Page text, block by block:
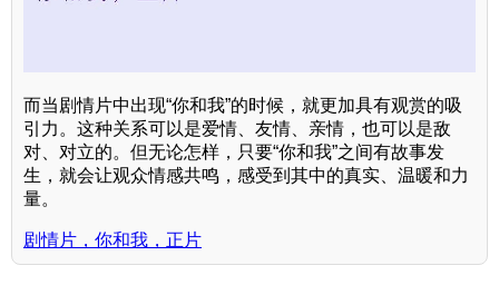
而当剧情片中出现“你和我”的时候，就更加具有观赏的吸
引力。这种关系可以是爱情、友情、亲情，也可以是敌
对、对立的。但无论怎样，只要“你和我”之间有故事发
生，就会让观众情感共鸣，感受到其中的真实、温暖和力
量。
剧情片，你和我，正片